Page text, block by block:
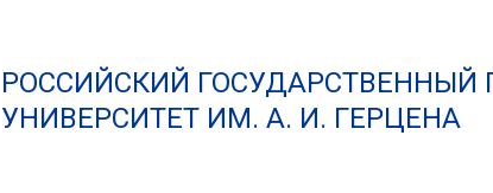
РОССИЙСКИЙ ГОСУДАРСТВЕННЫЙ
УНИВЕРСИТЕТ ИМ. А. И. ГЕРЦЕНА